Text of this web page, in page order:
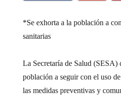
*Se exhorta a la población a
sanitarias
La Secretaría de Salud (SESA)
población a seguir con el uso
las medidas preventivas y